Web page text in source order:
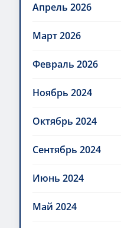
Апрель 2026
Март 2026
Февраль 2026
Ноябрь 2024
Октябрь 2024
Сентябрь 2024
Июнь 2024
Май 2024